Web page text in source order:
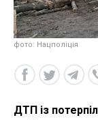
фото: Нацполіція
ДТП із